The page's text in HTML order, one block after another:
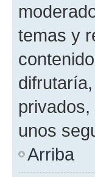
temas y
unos
Arriba